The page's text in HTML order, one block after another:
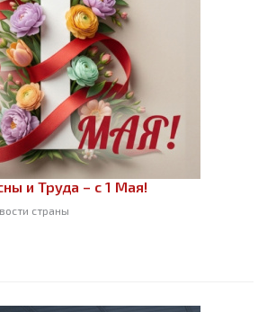
и Труда – с 1 Мая!
страны